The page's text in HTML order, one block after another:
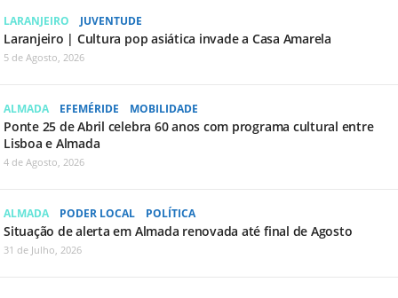
LARANJEIRO JUVENTUDE
Laranjeiro | Cultura pop asiática invade a Casa Amarela
5 de Agosto, 2026
ALMADA EFEMÉRIDE MOBILIDADE
Ponte 25 de Abril celebra 60 anos com programa cultural entre
Lisboa e Almada
4 de Agosto, 2026
ALMADA PODER LOCAL POLÍTICA
Situação de alerta em Almada renovada até final de Agosto
31 de Julho, 2026